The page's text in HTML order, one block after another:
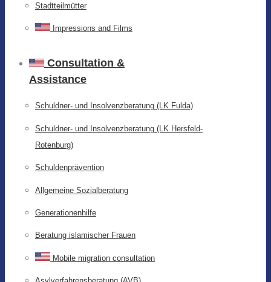
Stadtteilmütter
Impressions and Films
Consultation &
Assistance
Schuldner- und Insolvenzberatung (LK Fulda)
Schuldner- und Insolvenzberatung (LK Hersfeld-
Rotenburg)
Schuldenprävention
Allgemeine Sozialberatung
Generationenhilfe
Beratung islamischer Frauen
Mobile migration consultation